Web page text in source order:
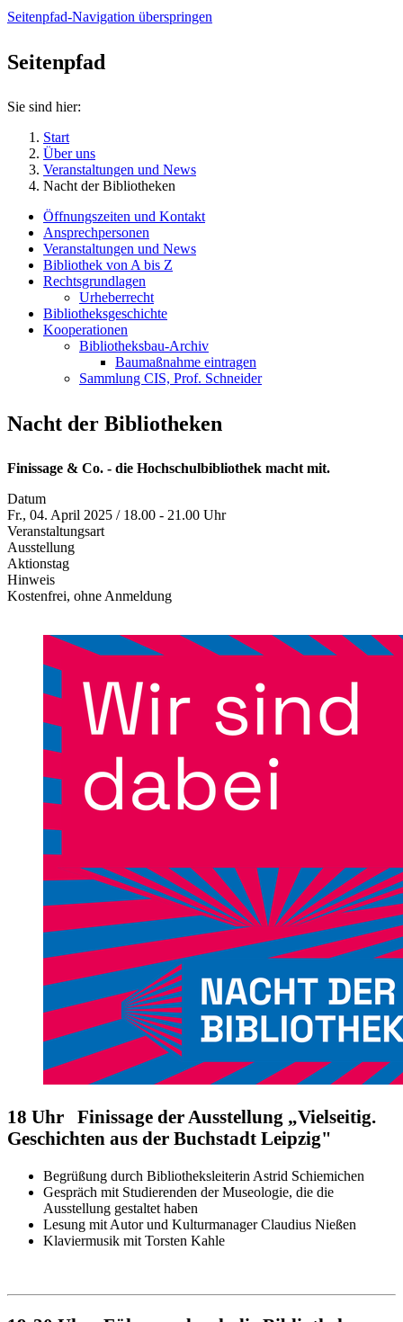
Seitenpfad-Navigation überspringen
Seitenpfad
Sie sind hier:
Start
Über uns
Veranstaltungen und News
Nacht der Bibliotheken
Öffnungszeiten und Kontakt
Ansprechpersonen
Veranstaltungen und News
Bibliothek von A bis Z
Rechtsgrundlagen
Urheberrecht
Bibliotheksgeschichte
Kooperationen
Bibliotheksbau-Archiv
Baumaßnahme eintragen
Sammlung CIS, Prof. Schneider
Nacht der Bibliotheken
Finissage & Co. - die Hochschulbibliothek macht mit.
Datum
Fr., 04. April 2025 / 18.00 - 21.00 Uhr
Veranstaltungsart
Ausstellung
Aktionstag
Hinweis
Kostenfrei, ohne Anmeldung
18 Uhr Finissage der Ausstellung „Vielseitig.
Geschichten aus der Buchstadt Leipzig"
Begrüßung durch Bibliotheksleiterin Astrid Schiemichen
Gespräch mit Studierenden der Museologie, die die
Ausstellung gestaltet haben
Lesung mit Autor und Kulturmanager Claudius Nießen
Klaviermusik mit Torsten Kahle